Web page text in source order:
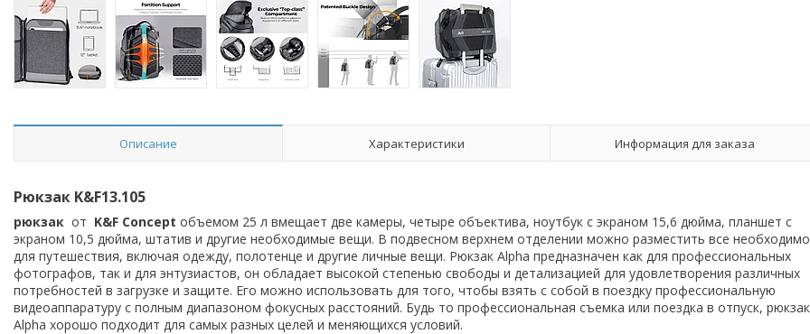
Описание Характеристики Информация для заказа
Рюкзак K&F13.105
рюкзак от K&F Concept объемом 25 л вмещает две камеры, четыре объектива, ноутбук с экраном 15,6 дюйма, планшет с
экраном 10,5 дюйма, штатив и другие необходимые вещи. В подвесном верхнем отделении можно разместить все
для путешествия, включая одежду, полотенце и другие личные вещи. Рюкзак Alpha предназначен как для профессиональных
фотографов, так и для энтузиастов, он обладает высокой степенью свободы и детализацией для удовлетворения различных
потребностей в загрузке и защите. Его можно использовать для того, чтобы взять с собой в поездку профессиональную
видеоаппаратуру с полным диапазоном фокусных расстояний. Будь то профессиональная съемка или поездка в отпуск, рюкзак
Alpha хорошо подходит для самых разных целей и меняющихся условий.